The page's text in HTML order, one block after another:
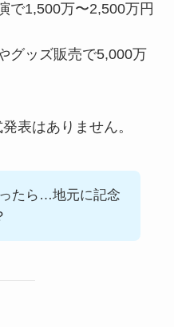
で1,500万〜2,500万円
グッズ販売で5,000万
表はありません。
たら…地元に記念